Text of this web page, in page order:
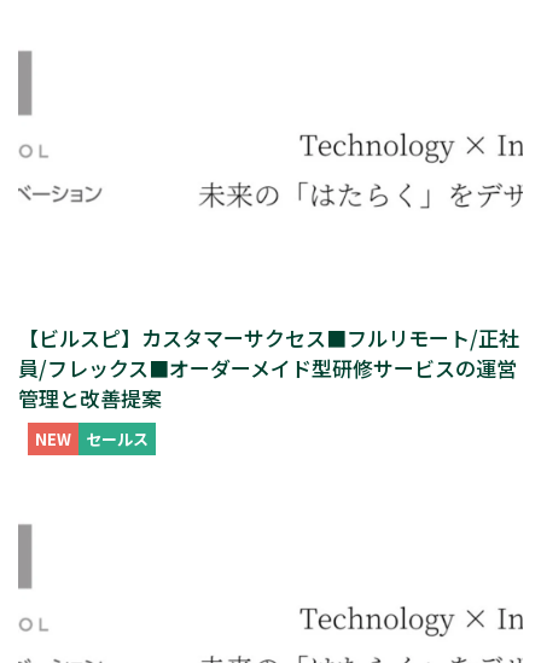
【ビルスピ】カスタマーサクセス■フルリモート/正社
員/フレックス■オーダーメイド型研修サービスの運営
管理と改善提案
NEW セールス